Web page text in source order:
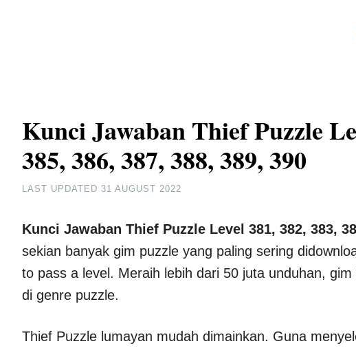
Kunci Jawaban Thief Puzzle
385, 386, 387, 388, 389, 390
LAST UPDATED 31 AUGUST 2022
Kunci Jawaban Thief Puzzle Level 381, 382, 383,
sekian banyak gim puzzle yang paling sering
to pass a level. Meraih lebih dari 50 juta unduhan,
di genre puzzle.
Thief Puzzle lumayan mudah dimainkan. Guna